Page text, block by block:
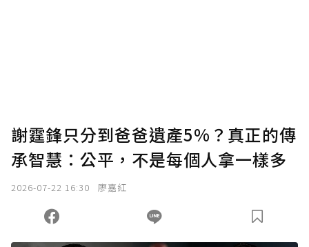
謝霆鋒只分到爸爸遺產5%？真正的傳
承智慧：公平，不是每個人拿一樣多
2026-07-22 16:30 廖嘉紅